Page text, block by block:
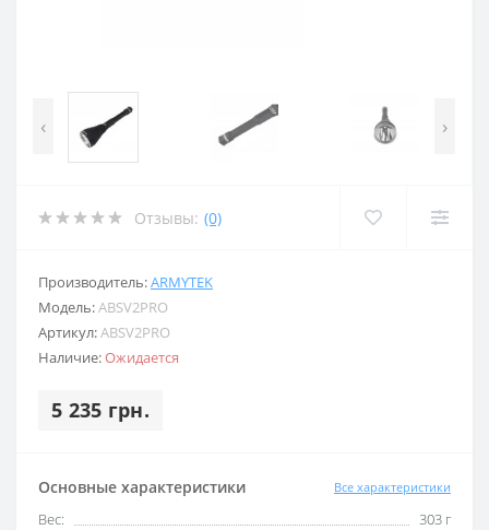
‹ ›
Отзывы: (0)
Производитель:ARMYTEK
Модель:ABSV2PRO
Артикул:ABSV2PRO
Наличие:Ожидается
5 235 грн.
Основные характеристики Все характеристики
Вес:
303 г